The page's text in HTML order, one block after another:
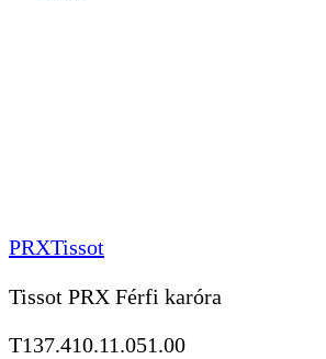
PRXTissot
Tissot PRX Férfi karóra
T137.410.11.051.00